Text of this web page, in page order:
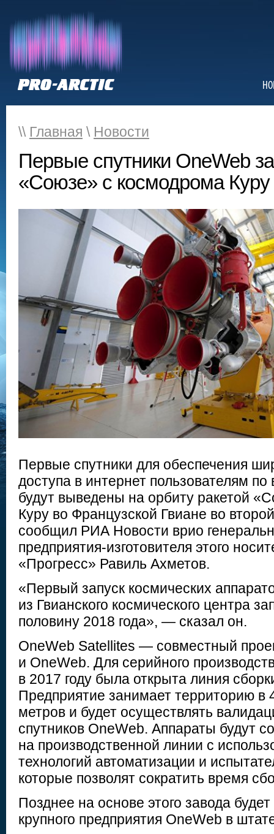
\\ Главная \ Новости
Первые спутники OneWeb
«Союзе» с космодрома Куру
Первые спутники для обеспечения
доступа в интернет пользователям
будут выведены на орбиту ракетой
Куру во Французской Гвиане во
сообщил РИА Новости врио
предприятия-изготовителя этого
«Прогресс» Равиль Ахметов.
«Первый запуск космических
из Гвианского космического центра
половину 2018 года», — сказал он.
OneWeb Satellites — совместный
и OneWeb. Для серийного
в 2017 году была открыта линия
Предприятие занимает территорию в
метров и будет осуществлять
спутников OneWeb. Аппараты будут
на производственной линии с
технологий автоматизации и
которые позволят сократить время
Позднее на основе этого завода
крупного предприятия OneWeb в